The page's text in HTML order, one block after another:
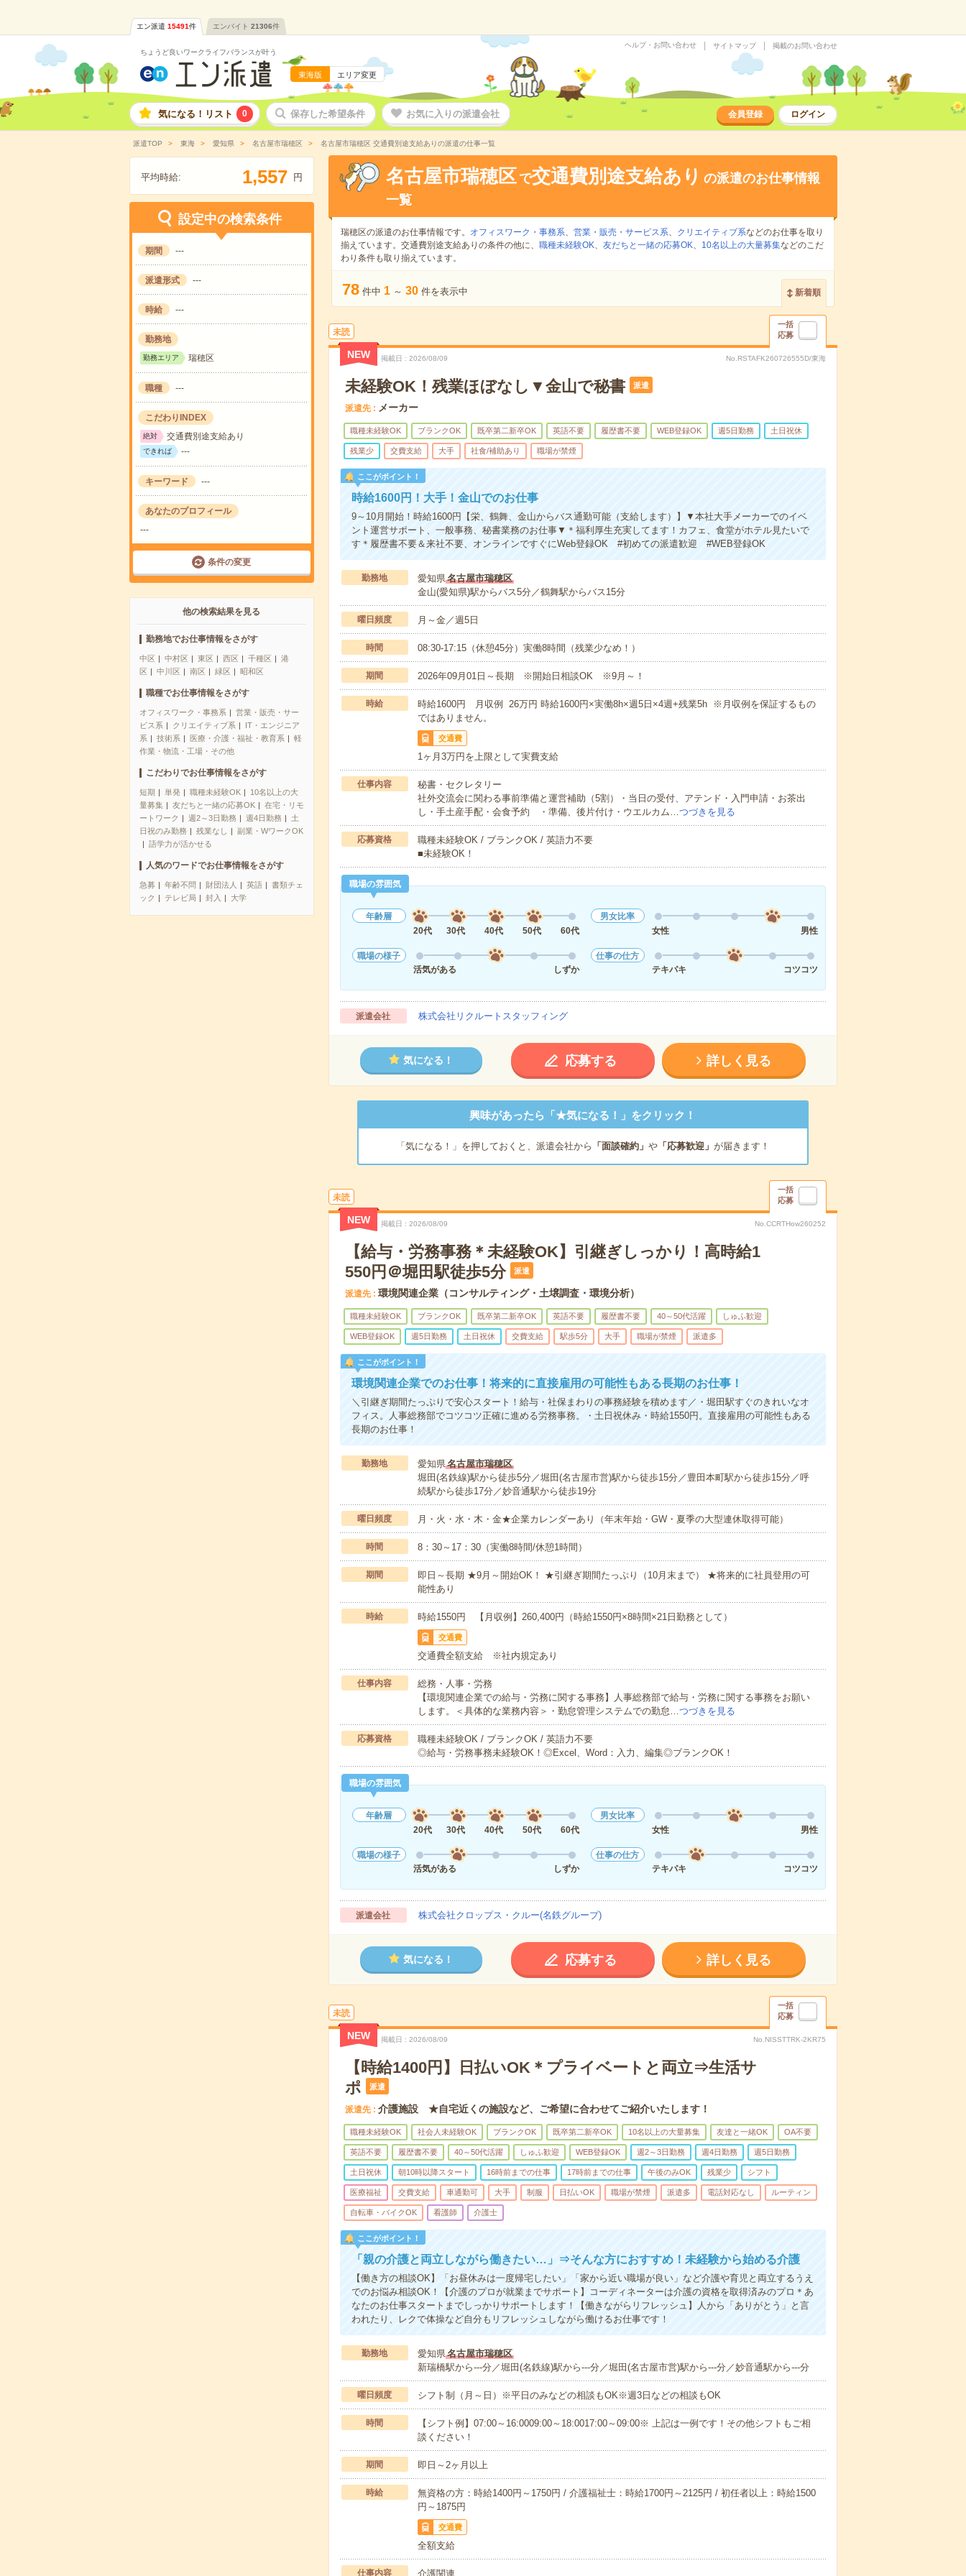
エン派遣 15491件 エンバイト 21306件
ちょうど良いワークライフバランスが叶う
東海版 エリア変更
ヘルプ・お問い合わせ サイトマップ 掲載のお問い合わせ
気になる！リスト 0 保存した希望条件 お気に入りの派遣会社 会員登録 ログイン
派遣TOP 東海 愛知県 名古屋市瑞穂区 名古屋市瑞穂区 交通費別途支給ありの派遣の仕事一覧
平均時給: 1,557 円
設定中の検索条件
期間 ---
派遣形式 ---
時給 ---
勤務地
勤務エリア 瑞穂区
職種 ---
こだわりINDEX
絶対 交通費別途支給あり
できれば ---
キーワード ---
あなたのプロフィール
---
条件の変更
他の検索結果を見る
勤務地でお仕事情報をさがす
中区 中村区 東区 西区 千種区
港
区
中川区 南区 緑区 昭和区
職種でお仕事情報をさがす
オフィスワーク・事務系
営業・販売・サー
ビス系
クリエイティブ系
IT・エンジニア
系
技術系 医療・介護・福祉・教育系
軽
作業・物流・工場・その他
こだわりでお仕事情報をさがす
短期 単発 職種未経験OK
10名以上の大
量募集
友だちと一緒の応募OK
在宅・リモ
ートワーク
週2～3日勤務 週4日勤務
土
日祝のみ勤務
残業なし
副業・WワークOK
語学力が活かせる
人気のワードでお仕事情報をさがす
急募 年齢不問 財団法人 英語
書類チェ
ック
テレビ局 封入 大学
名古屋市瑞穂区 で交通費別途支給あり の派遣のお仕事情報
一覧
瑞穂区の派遣のお仕事情報です。 オフィスワーク・事務系、 営業・販売・サービス系、 クリエイティブ系などのお仕事を取り
揃えています。交通費別途支給ありの条件の他に、 職種未経験OK、 友だちと一緒の応募OK、 10名以上の大量募集などのこだ
わり条件も取り揃えています。
78 件中 1 ～ 30 件を表示中 新着順
未読
一括
応募
NEW 掲載日 2026/08/09 No.RSTAFK260726555D/東海
未経験OK！残業ほぼなし▼金山で秘書 派遣
派遣先 メーカー
職種未経験OK ブランクOK 既卒第二新卒OK 英語不要 履歴書不要 WEB登録OK 週5日勤務 土日祝休
残業少 交費支給 大手 社食/補助あり 職場が禁煙
ここがポイント！
時給1600円！大手！金山でのお仕事
9～10月開始！時給1600円【栄、鶴舞、金山からバス通勤可能（支給します）】▼本社大手メーカーでのイベ
ント運営サポート、一般事務、秘書業務のお仕事▼＊福利厚生充実してます！カフェ、食堂がホテル見たいで
す＊履歴書不要＆来社不要、オンラインですぐにWeb登録OK #初めての派遣歓迎 #WEB登録OK
勤務地 愛知県名古屋市瑞穂区
金山(愛知県)駅からバス5分／鶴舞駅からバス15分
曜日頻度 月～金／週5日
時間 08:30-17:15（休憩45分）実働8時間（残業少なめ！）
期間 2026年09月01日～長期 ※開始日相談OK ※9月～！
時給
時給1600円 月収例 26万円 時給1600円×実働8h×週5日×4週+残業5h ※月収例を保証するもの
ではありません。
交通費
1ヶ月3万円を上限として実費支給
仕事内容
秘書・セクレタリー
社外交流会に関わる事前準備と運営補助（5割）・当日の受付、アテンド・入門申請・お茶出
し・手土産手配・会食予約 ・準備、後片付け・ウエルカム…つづきを見る
応募資格
職種未経験OK / ブランクOK / 英語力不要
■未経験OK！
職場の雰囲気
年齢層
20代
30代 40代 50代 60代
男女比率
女性
男性
職場の様子
活気がある
しずか
仕事の仕方
テキパキ
コツコツ
派遣会社 株式会社リクルートスタッフィング
気になる！ 応募する 詳しく見る
興味があったら「★気になる！」をクリック！
「気になる！」を押しておくと、派遣会社から 「面談確約」 や「応募歓迎」 が届きます！
未読
一括
応募
NEW 掲載日 2026/08/09 No.CCRTHow260252
【給与・労務事務＊未経験OK】引継ぎしっかり！高時給1
550円＠堀田駅徒歩5分
派遣
派遣先 環境関連企業（コンサルティング・土壌調査・環境分析）
職種未経験OK ブランクOK 既卒第二新卒OK 英語不要 履歴書不要 40～50代活躍 しゅふ歓迎
WEB登録OK 週5日勤務 土日祝休 交費支給 駅歩5分 大手 職場が禁煙 派遣多
ここがポイント！
環境関連企業でのお仕事！将来的に直接雇用の可能性もある長期のお仕事！
＼引継ぎ期間たっぷりで安心スタート！給与・社保まわりの事務経験を積めます／・堀田駅すぐのきれいなオ
フィス。人事総務部でコツコツ正確に進める労務事務。・土日祝休み・時給1550円。直接雇用の可能性もある
長期のお仕事！
勤務地 愛知県名古屋市瑞穂区
堀田(名鉄線)駅から徒歩5分／堀田(名古屋市営)駅から徒歩15分／豊田本町駅から徒歩15分／呼
続駅から徒歩17分／妙音通駅から徒歩19分
曜日頻度 月・火・水・木・金★企業カレンダーあり（年末年始・GW・夏季の大型連休取得可能）
時間 8：30～17：30（実働8時間/休憩1時間）
期間
即日～長期 ★9月～開始OK！ ★引継ぎ期間たっぷり（10月末まで） ★将来的に社員登用の可
能性あり
時給 時給1550円 【月収例】260,400円（時給1550円×8時間×21日勤務として）
交通費
交通費全額支給 ※社内規定あり
仕事内容
総務・人事・労務
【環境関連企業での給与・労務に関する事務】人事総務部で給与・労務に関する事務をお願い
します。＜具体的な業務内容＞・勤怠管理システムでの勤怠…つづきを見る
応募資格
職種未経験OK / ブランクOK / 英語力不要
◎給与・労務事務未経験OK！◎Excel、Word：入力、編集◎ブランクOK！
職場の雰囲気
年齢層
20代
30代 40代 50代 60代
男女比率
女性
男性
職場の様子
活気がある
しずか
仕事の仕方
テキパキ
コツコツ
派遣会社 株式会社クロップス・クルー(名鉄グループ)
気になる！ 応募する 詳しく見る
未読
一括
応募
NEW 掲載日 2026/08/09 No.NISSTTRK-2KR75
【時給1400円】日払いOK＊プライベートと両立⇒生活サ
ポ
派遣
派遣先 介護施設 ★自宅近くの施設など、ご希望に合わせてご紹介いたします！
職種未経験OK 社会人未経験OK ブランクOK 既卒第二新卒OK 10名以上の大量募集 友達と一緒OK OA不要
英語不要 履歴書不要 40～50代活躍 しゅふ歓迎 WEB登録OK 週2～3日勤務 週4日勤務 週5日勤務
土日祝休 朝10時以降スタート 16時前までの仕事 17時前までの仕事 午後のみOK 残業少 シフト
医療福祉 交費支給 車通勤可 大手 制服 日払いOK 職場が禁煙 派遣多 電話対応なし ルーティン
自転車・バイクOK 看護師 介護士
ここがポイント！
「親の介護と両立しながら働きたい…」⇒そんな方におすすめ！未経験から始める介護
【働き方の相談OK】「お昼休みは一度帰宅したい」「家から近い職場が良い」など介護や育児と両立するうえ
でのお悩み相談OK！【介護のプロが就業までサポート】コーディネーターは介護の資格を取得済みのプロ＊あ
なたのお仕事スタートまでしっかりサポートします！【働きながらリフレッシュ】人から「ありがとう」と言
われたり、レクで体操など自分もリフレッシュしながら働けるお仕事です！
勤務地 愛知県名古屋市瑞穂区
新瑞橋駅から---分／堀田(名鉄線)駅から---分／堀田(名古屋市営)駅から---分／妙音通駅から---分
曜日頻度 シフト制（月～日）※平日のみなどの相談もOK※週3日などの相談もOK
時間
【シフト例】07:00～16:0009:00～18:0017:00～09:00※ 上記は一例です！その他シフトもご相
談ください！
期間 即日～2ヶ月以上
時給
無資格の方：時給1400円～1750円 / 介護福祉士：時給1700円～2125円 / 初任者以上：時給1500
円～1875円
交通費
全額支給
仕事内容 介護関連